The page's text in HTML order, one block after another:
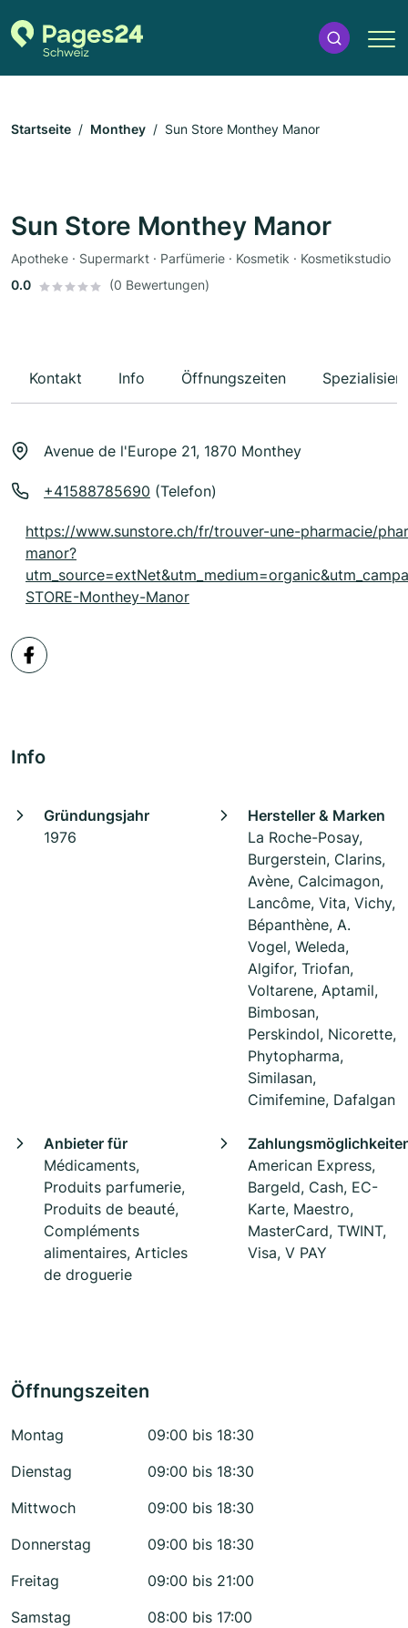
Startseite Monthey Sun Store Monthey Manor
Sun Store Monthey Manor
Apotheke · Supermarkt · Parfümerie · Kosmetik · Kosmetikstudio
0.0
(0 Bewertungen)
Kontakt Info Öffnungszeiten
Avenue de l'Europe 21, 1870 Monthey
+41588785690 (Telefon)
https://www.sunstore.ch/fr/trouver-une-pharmacie/
manor?
STORE-Monthey-Manor
Info
Gründungsjahr
1976
Hersteller & Marken
La Roche-Posay,
Burgerstein, Clarins,
Avène, Calcimagon,
Lancôme, Vita, Vichy,
Bépanthène, A.
Vogel, Weleda,
Algifor, Triofan,
Voltarene, Aptamil,
Bimbosan,
Perskindol, Nicorette,
Phytopharma,
Similasan,
Cimifemine, Dafalgan
Anbieter für
Médicaments,
Produits parfumerie,
Produits de beauté,
Compléments
alimentaires, Articles
de droguerie
American Express,
Bargeld, Cash, EC-
Karte, Maestro,
MasterCard, TWINT,
Visa, V PAY
Öffnungszeiten
Montag
09:00 bis 18:30
Dienstag
09:00 bis 18:30
Mittwoch
09:00 bis 18:30
Donnerstag
09:00 bis 18:30
Freitag
09:00 bis 21:00
Samstag
08:00 bis 17:00